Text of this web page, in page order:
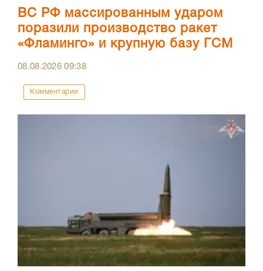
ВС РФ массированным ударом
поразили производство ракет
«Фламинго» и крупную базу ГСМ
08.08.202609:38
Комментарии